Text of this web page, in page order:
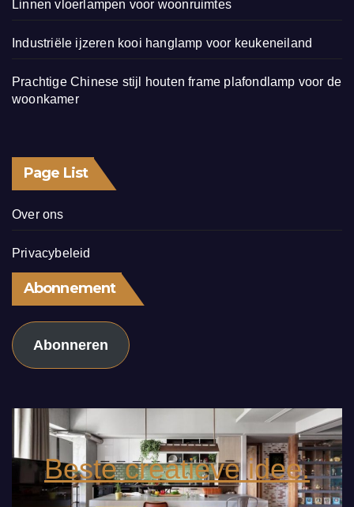
Linnen vloerlampen voor woonruimtes
Industriële ijzeren kooi hanglamp voor keukeneiland
Prachtige Chinese stijl houten frame plafondlamp voor de
woonkamer
Page List
Over ons
Privacybeleid
Abonnement
Abonneren
Beste creatieve idee.